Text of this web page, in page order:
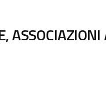
ASSOCIAZIONI